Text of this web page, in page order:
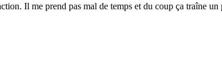
Il me prend pas mal de temps et du coup ça traîne